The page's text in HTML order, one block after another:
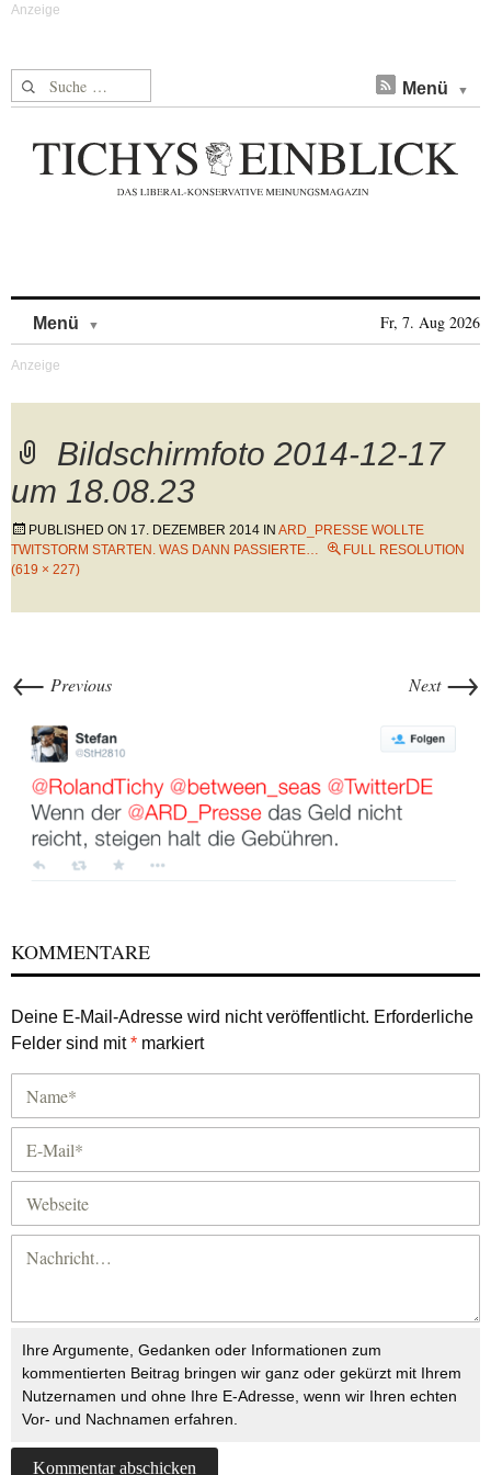
Suche nach: Menü
Menü Fr, 7. Aug 2026
Bildschirmfoto 2014-12-17
um 18.08.23
PUBLISHED ON 17. DEZEMBER 2014 IN ARD_PRESSE WOLLTE
TWITSTORM STARTEN. WAS DANN PASSIERTE…
FULL RESOLUTION
(619 × 227)
← Previous Next →
KOMMENTARE
Deine E-Mail-Adresse wird nicht veröffentlicht. Erforderliche
Felder sind mit* markiert
Ihre Argumente, Gedanken oder Informationen zum
kommentierten Beitrag bringen wir ganz oder gekürzt mit Ihrem
Nutzernamen und ohne Ihre E-Adresse, wenn wir Ihren echten
Vor- und Nachnamen erfahren.